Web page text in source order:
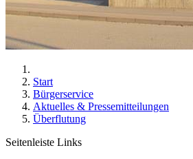
Start
Bürgerservice
Aktuelles & Pressemitteilungen
Überflutung
Seitenleiste Links